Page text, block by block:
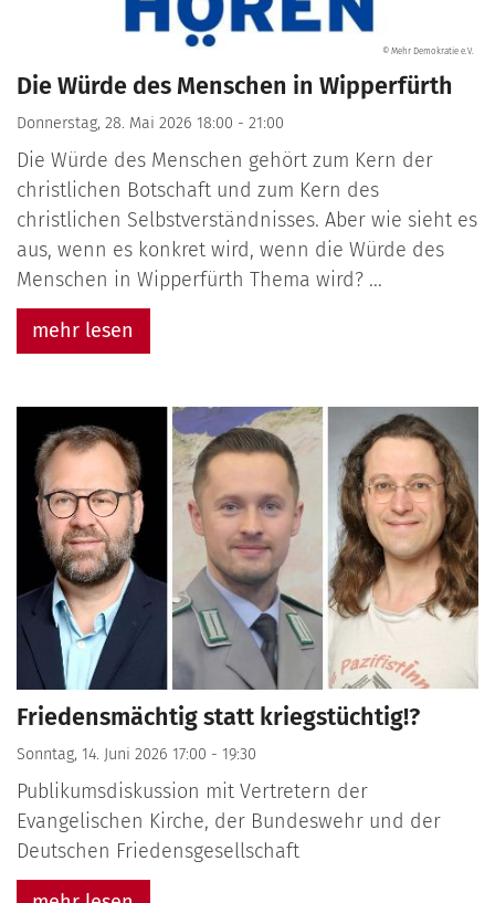
© Mehr Demokratie e.V.
Die Würde des Menschen in Wipperfürth
Donnerstag, 28. Mai 2026 18:00 - 21:00
Die Würde des Menschen gehört zum Kern der
christlichen Botschaft und zum Kern des
christlichen Selbstverständnisses. Aber wie sieht es
aus, wenn es konkret wird, wenn die Würde des
Menschen in Wipperfürth Thema wird? ...
mehr lesen
Friedensmächtig statt kriegstüchtig!?
Sonntag, 14. Juni 2026 17:00 - 19:30
Publikumsdiskussion mit Vertretern der
Evangelischen Kirche, der Bundeswehr und der
Deutschen Friedensgesellschaft